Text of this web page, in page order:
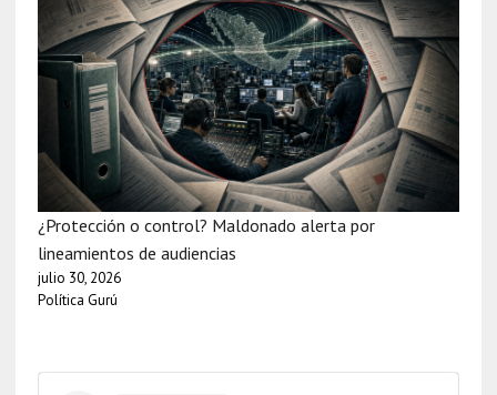
¿Protección o control? Maldonado alerta por
lineamientos de audiencias
julio 30, 2026
Política Gurú